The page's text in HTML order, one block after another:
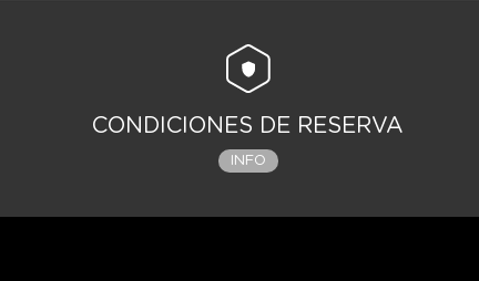
CONDICIONES DE RESERVA
INFO